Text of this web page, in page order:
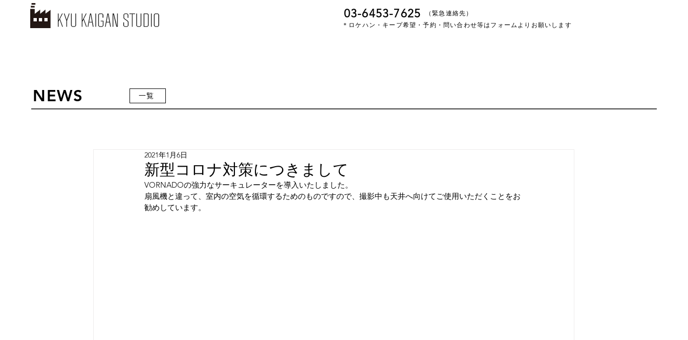
03-6453-7625
＊ロケハン・キープ希望・予約・問い合わせ等はフォームよりお願いします
​（緊急連絡先）
NEWS 一覧
新型コロナ対策につきまして
2021年1月6日
VORNADOの強力なサーキュレーターを導入いたしました。
扇風機と違って、室内の空気を循環するためのものですので、撮影中も天井へ向けてご使用いただくことをお
勧めしています。